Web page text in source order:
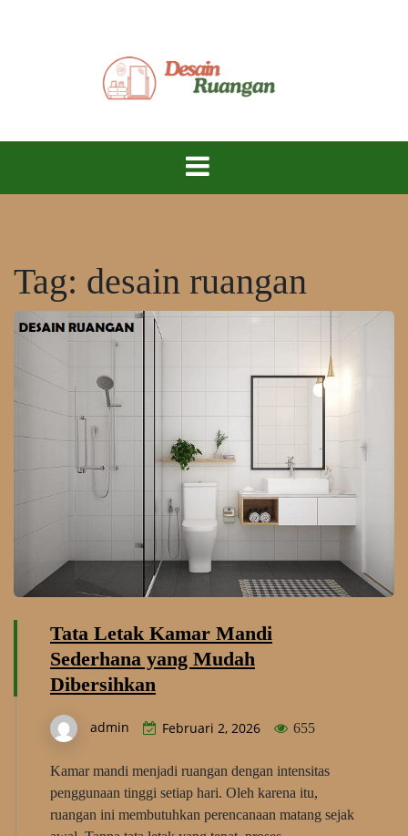
Desain
Ruangan
Tag: desain ruangan
Tata Letak Kamar Mandi
Sederhana yang Mudah
Dibersihkan
admin Februari 2, 2026 655
Kamar mandi menjadi ruangan dengan intensitas
penggunaan tinggi setiap hari. Oleh karena itu,
ruangan ini membutuhkan perencanaan matang sejak